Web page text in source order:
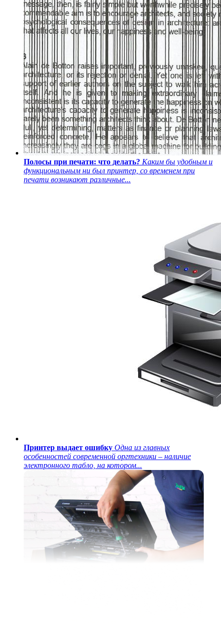
Полосы при печати: что делать? Каким бы удобным и
функциональным ни был принтер, со временем при
печати возникают различные...
Принтер выдает ошибку Одна из главных
особенностей современной оргтехники – наличие
электронного табло, на котором...